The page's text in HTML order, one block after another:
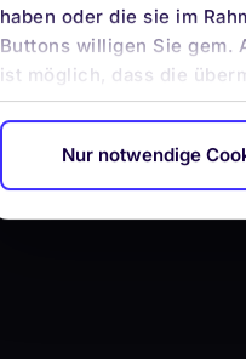
haben oder die sie im
Buttons willigen Sie gem.
ist möglich, dass die
Nur notwendige